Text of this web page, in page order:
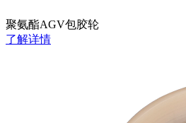
聚氨酯AGV包胶轮
了解详情